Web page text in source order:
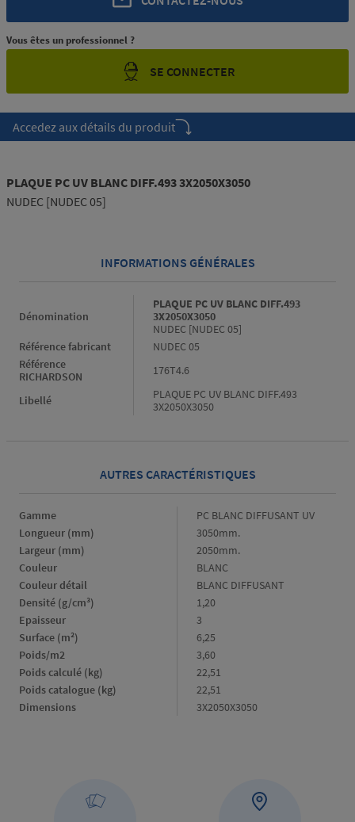
Vous êtes un professionnel ?
SE CONNECTER
Accedez aux détails du produit
PLAQUE PC UV BLANC DIFF.493 3X2050X3050
NUDEC [NUDEC 05]
INFORMATIONS GÉNÉRALES
Dénomination
PLAQUE PC UV BLANC DIFF.493
3X2050X3050
NUDEC [NUDEC 05]
Référence fabricant
NUDEC 05
Référence
RICHARDSON
176T4.6
Libellé
PLAQUE PC UV BLANC DIFF.493
3X2050X3050
AUTRES CARACTÉRISTIQUES
Gamme Gamme
PC BLANC DIFFUSANT UV
Longueur (mm)
Longueur
(mm)
3050mm.
Largeur (mm)
Largeur
(mm)
2050mm.
Couleur
Couleur
BLANC
Couleur détail
Couleur
détail
BLANC DIFFUSANT
Densité (g/cm³)
Densité
(g/cm³)
1,20
Epaisseur
Epaisseur
3
Surface (m²)
Surface
(m²)
6,25
Poids/m2
Poids/m2
3,60
Poids calculé (kg)
Poids
calculé
(kg)
22,51
Poids catalogue (kg)
Poids
catalogue
(kg)
22,51
Dimensions
Dimensions
3X2050X3050